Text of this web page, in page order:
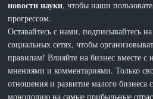
новости науки, чтобы наши
прогрессом.
Оставайтесь с нами, подписывайтесь
социальных сетях, чтобы
правилам! Влияйте на бизнес вместе с
мнениями и комментариями. Только
отношения и развитие малого бизнеса
монополию на самые прибыльные